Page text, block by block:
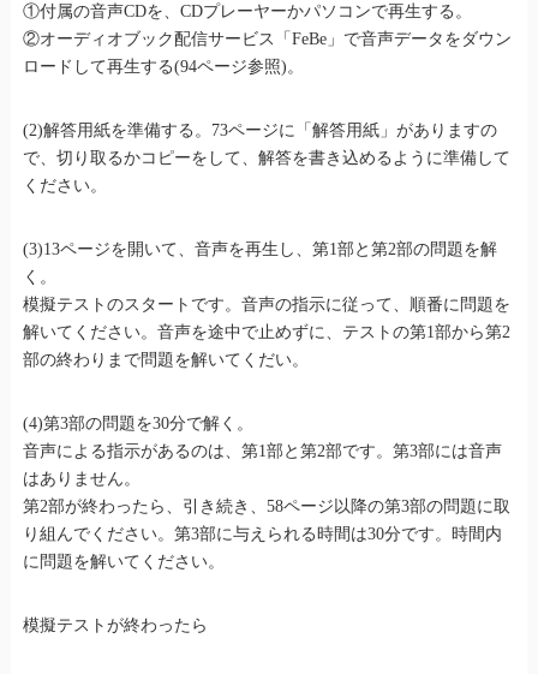
①付属の音声CDを、CDプレーヤーかパソコンで再生する。
②オーディオブック配信サービス「FeBe」で音声データをダウン
ロードして再生する(94ページ参照)。
(2)解答用紙を準備する。73ページに「解答用紙」がありますの
で、切り取るかコピーをして、解答を書き込めるように準備して
ください。
(3)13ページを開いて、音声を再生し、第1部と第2部の問題を解
く。
模擬テストのスタートです。音声の指示に従って、順番に問題を
解いてください。音声を途中で止めずに、テストの第1部から第2
部の終わりまで問題を解いてくだい。
(4)第3部の問題を30分で解く。
音声による指示があるのは、第1部と第2部です。第3部には音声
はありません。
第2部が終わったら、引き続き、58ページ以降の第3部の問題に取
り組んでください。第3部に与えられる時間は30分です。時間内
に問題を解いてください。
模擬テストが終わったら